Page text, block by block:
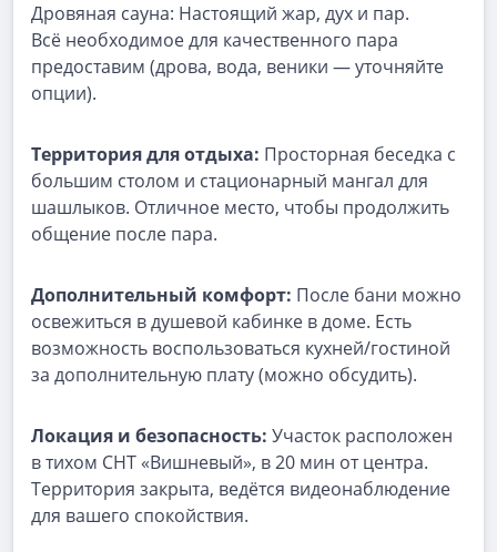
Дровяная сауна: Настоящий жар, дух и пар.
Всё необходимое для качественного пара
предоставим (дрова, вода, веники — уточняйте
опции).
Территория для отдыха: Просторная беседка с
большим столом и стационарный мангал для
шашлыков. Отличное место, чтобы продолжить
общение после пара.
Дополнительный комфорт: После бани можно
освежиться в душевой кабинке в доме. Есть
возможность воспользоваться кухней/гостиной
за дополнительную плату (можно обсудить).
Локация и безопасность: Участок расположен
в тихом СНТ «Вишневый», в 20 мин от центра.
Территория закрыта, ведётся видеонаблюдение
для вашего спокойствия.